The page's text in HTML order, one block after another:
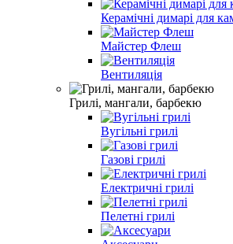
Керамічні димарі для
Майстер Флеш
Вентиляція
Грилі, мангали, барбекю
Вугільні грилі
Газові грилі
Електричні грилі
Пелетні грилі